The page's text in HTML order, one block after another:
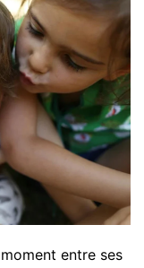
entre ses